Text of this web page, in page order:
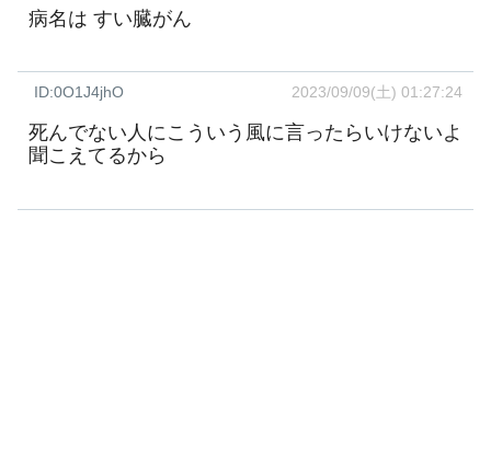
病名は すい臓がん
ID:0O1J4jhO 2023/09/09(土) 01:27:24
死んでない人にこういう風に言ったらいけないよ
聞こえてるから